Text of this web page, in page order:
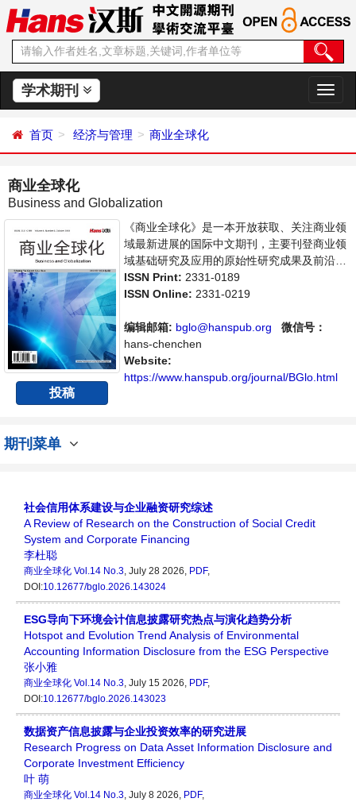
学术期刊
切
换
首页 经济与管理 商业全球化
商业全球化
Business and Globalization
投稿
《商业全球化》是一本开放获取、关注商业领
域最新进展的国际中文期刊，主要刊登商业领
域基础研究及应用的原始性研究成果及前沿报
道、学者讨论和专业评论等多方面的论文。本
刊支持思想创新、学术创新，倡导科学，繁荣
范围内的科学家、学者、科研人员提供一个传
播、分享和讨论商业领域内不同方向问题与发
展的交流平台。
ISSN Print: 2331-0189
ISSN Online: 2331-0219
编辑邮箱: bglo@hanspub.org
微信号：
hans-chenchen
Website:
https://www.hanspub.org/journal/BGlo.html
期刊菜单
社会信用体系建设与企业融资研究综述
A Review of Research on the Construction of Social Credit
System and Corporate Financing
李杜聪
商业全球化 Vol.14 No.3, July 28 2026, PDF,
DOI:10.12677/bglo.2026.143024
ESG导向下环境会计信息披露研究热点与演化趋势分析
Hotspot and Evolution Trend Analysis of Environmental
Accounting Information Disclosure from the ESG Perspective
张小雅
商业全球化 Vol.14 No.3, July 15 2026, PDF,
DOI:10.12677/bglo.2026.143023
数据资产信息披露与企业投资效率的研究进展
Research Progress on Data Asset Information Disclosure and
Corporate Investment Efficiency
叶 萌
商业全球化 Vol.14 No.3, July 8 2026, PDF,